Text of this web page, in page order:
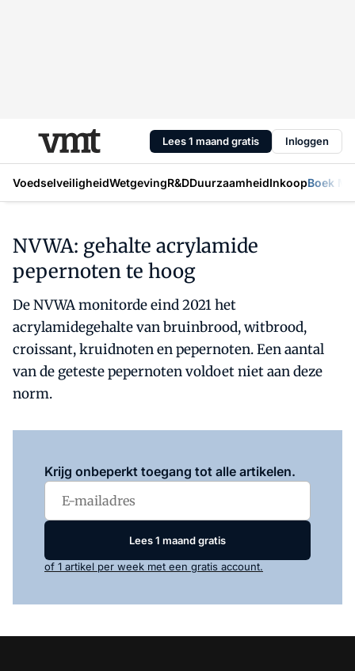
Lees 1 maand gratis Inloggen
VoedselveiligheidWetgevingR&DDuurzaamheidInkoopBoek
NVWA: gehalte acrylamide
pepernoten te hoog
De NVWA monitorde eind 2021 het
acrylamidegehalte van bruinbrood, witbrood,
croissant, kruidnoten en pepernoten. Een aantal
van de geteste pepernoten voldoet niet aan deze
norm.
Krijg onbeperkt toegang tot alle artikelen.
Lees 1 maand gratis
of 1 artikel per week met een gratis account.